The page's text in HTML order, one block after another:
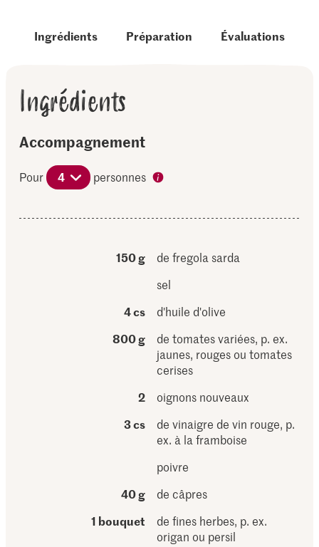
Ingrédients Préparation Évaluations
Ingrédients
Accompagnement
Pour 4 personnes
150 g
de fregola sarda
sel
4 cs
d'huile d'olive
800 g
de tomates variées, p. ex.
jaunes, rouges ou tomates
cerises
2
oignons nouveaux
3 cs
de vinaigre de vin rouge, p.
ex. à la framboise
poivre
40 g
de câpres
1 bouquet
de fines herbes, p. ex.
origan ou persil